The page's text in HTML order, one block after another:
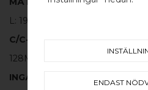
L: 198MM H: 30MM TJ: 8MM
C/C-MÅTT
128MM
INGÅR
ENDAST